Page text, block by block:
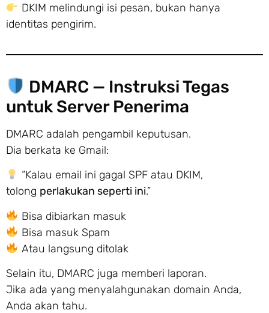
DKIM melindungi isi pesan, bukan hanya
identitas pengirim.
DMARC — Instruksi Tegas
untuk Server Penerima
DMARC adalah pengambil keputusan.
Dia berkata ke Gmail:
“Kalau email ini gagal SPF atau DKIM,
tolong perlakukan seperti ini.”
Bisa dibiarkan masuk
Bisa masuk Spam
Atau langsung ditolak
Selain itu, DMARC juga memberi laporan.
Jika ada yang menyalahgunakan domain Anda,
Anda akan tahu.